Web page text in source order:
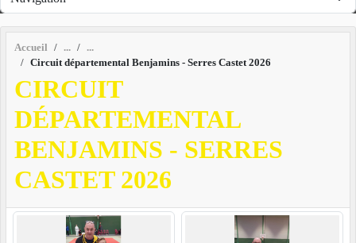
Accueil
Circuit départemental Benjamins - Serres Castet 2026
CIRCUIT
DÉPARTEMENTAL
BENJAMINS - SERRES
CASTET 2026